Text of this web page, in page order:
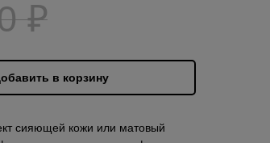
₽
в корзину
сияющей кожи или матовый